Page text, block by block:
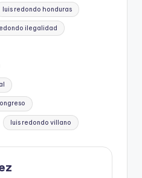
luis redondo honduras
ilegalidad
luis redondo villano